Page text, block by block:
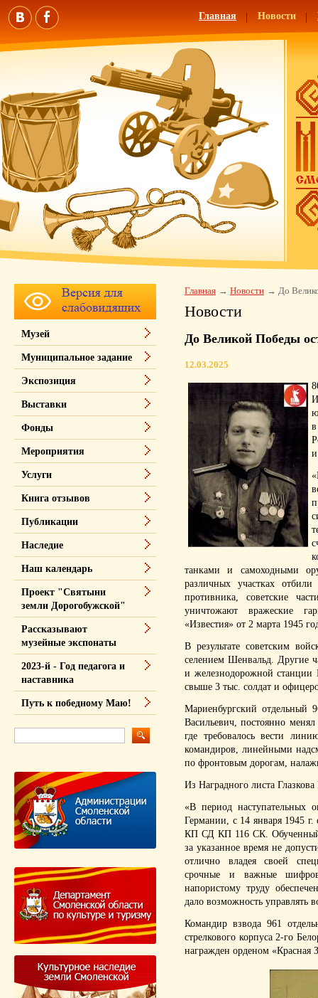
Главная Новости
Главная Новости До
Новости
До Великой Победы
12.03.2025
танками и самоходными
различных участках
противника, советские
уничтожают вражеские
«Известия» от 2 марта 1945
В результате советским
селением Шенвальд. Другие
и железнодорожной станции
свыше 3 тыс. солдат и
Мариенбургский отдельный
Васильевич, постоянно
где требовалось вести
командиров, линейными
по фронтовым дорогам,
Из Наградного листа
«В период наступательных
Германии, с 14 января 1945
КП СД КП 116 СК. Обученный
за указанное время не
отлично владея своей
срочные и важные
напористому труду
дало возможность управлять
Командир взвода 961
стрелкового корпуса 2-го
награжден орденом «Красная
Музей
Муниципальное задание
Экспозиция
Выставки
Фонды
Мероприятия
Услуги
Книга отзывов
Публикации
Наследие
Наш календарь
Проект "Святыни
земли Дорогобужской"
Рассказывают
музейные экспонаты
2023-й - Год педагога и
наставника
Путь к победному Маю!